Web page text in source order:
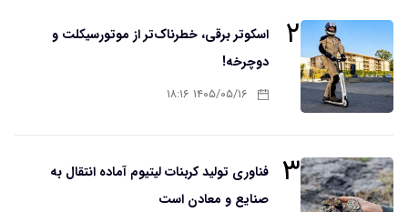
۲
اسکوتر برقی، خطرناک‌تر از موتورسیکلت و
دوچرخه!
۱۴۰۵/۰۵/۱۶ ۱۸:۱۶
۳
فناوری تولید کربنات لیتیوم آماده انتقال به
صنایع و معادن است